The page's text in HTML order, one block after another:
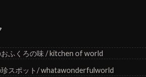
ふくろの味 / kitchen of world
珍スポット/ whatawonderfulworld